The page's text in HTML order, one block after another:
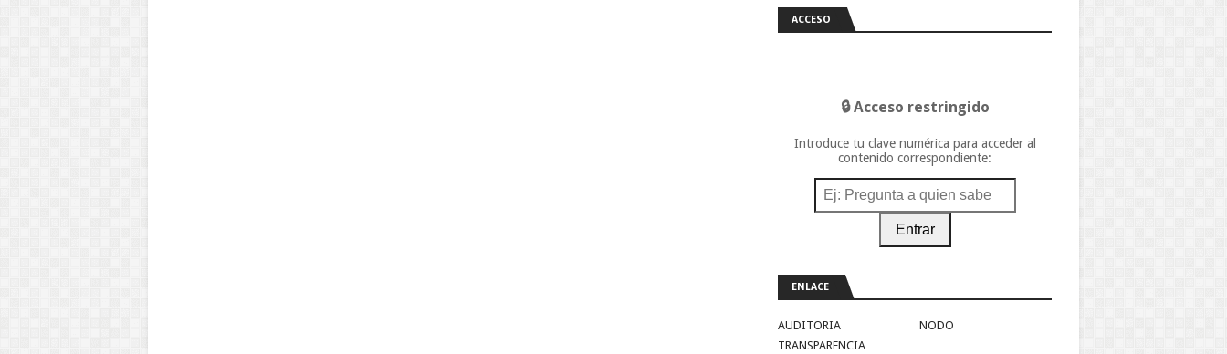
ACCESO
🔒 Acceso restringido
Introduce tu clave numérica para acceder al
contenido correspondiente:
Entrar
ENLACE
AUDITORIA
NODO
TRANSPARENCIA